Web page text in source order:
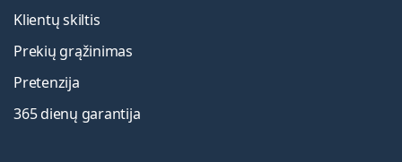
Klientų skiltis
Prekių grąžinimas
Pretenzija
365 dienų garantija